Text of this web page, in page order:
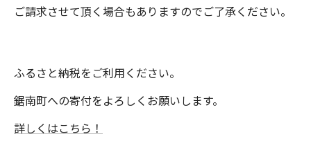
ご請求させて頂く場合もありますのでご了承ください。
ふるさと納税をご利用ください。
鋸南町への寄付をよろしくお願いします。
詳しくはこちら！